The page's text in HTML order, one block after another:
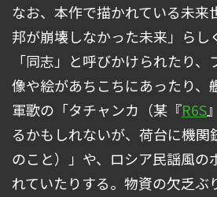
なお、本作で描かれている未来
邦が崩壊しなかった未来」らし
「同志」と呼びかけられたり
像や絵があちこちにあったり、
軍歌の「タチャンカ（某『R6S
るかもしれないが、荷台に機関
のこと）」や、ロシア民謡風の
れていたりする。物資の欠乏ぶ